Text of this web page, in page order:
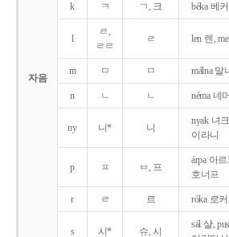
자음
k ㅋ ㄱ, 크 béka 베
l
ㄹ,
ㄹㄹ
ㄹ len 렌,
m ㅁ ㅁ málna 말
n ㄴ ㄴ néma 네
ny 니* 니
nyak 녀
이라니
p ㅍ ㅂ, 프
árpa 아
호너프
r ㄹ 르 róka 로
s 시* 슈, 시
sál 샬,